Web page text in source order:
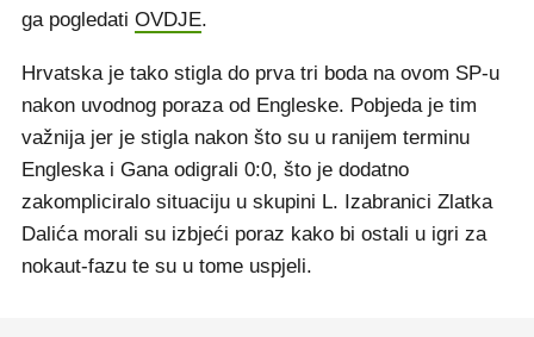
ga pogledati OVDJE.
Hrvatska je tako stigla do prva tri boda na ovom SP-u
nakon uvodnog poraza od Engleske. Pobjeda je tim
važnija jer je stigla nakon što su u ranijem terminu
Engleska i Gana odigrali 0:0, što je dodatno
zakompliciralo situaciju u skupini L. Izabranici Zlatka
Dalića morali su izbjeći poraz kako bi ostali u igri za
nokaut-fazu te su u tome uspjeli.